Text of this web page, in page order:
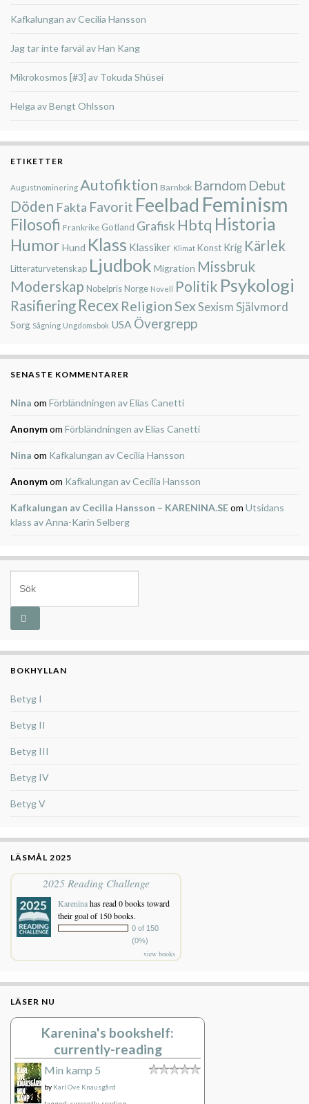
Kafkalungan av Cecilia Hansson
Jag tar inte farväl av Han Kang
Mikrokosmos [#3] av Tokuda Shūsei
Helga av Bengt Ohlsson
ETIKETTER
Augustnominering Autofiktion Barnbok Barndom Debut
Döden Fakta Favorit Feelbad Feminism
Filosofi Frankrike Gotland Grafisk Hbtq Historia
Humor Hund Klass Klassiker Klimat Konst Krig Kärlek
Litteraturvetenskap Ljudbok Migration Missbruk
Moderskap Nobelpris Norge Novell Politik Psykologi
Rasifiering Recex ReligionSex Sexism Självmord
Sorg Sågning Ungdomsbok USA Övergrepp
SENASTE KOMMENTARER
Nina om Förbländningen av Elias Canetti
Anonymom Förbländningen av Elias Canetti
Nina om Kafkalungan av Cecilia Hansson
Anonymom Kafkalungan av Cecilia Hansson
Kafkalungan av Cecilia Hansson – KARENINA.SEom Utsidans
klass av Anna-Karin Selberg
BOKHYLLAN
Betyg I
Betyg II
Betyg III
Betyg IV
Betyg V
LÄSMÅL 2025
2025 Reading Challenge
Kareninahas read 0 books toward
their goal of 150 books.
0 of 150
(0%)
view books
LÄSER NU
Karenina's bookshelf:
currently-reading
Min kamp 5
by Karl Ove Knausgård